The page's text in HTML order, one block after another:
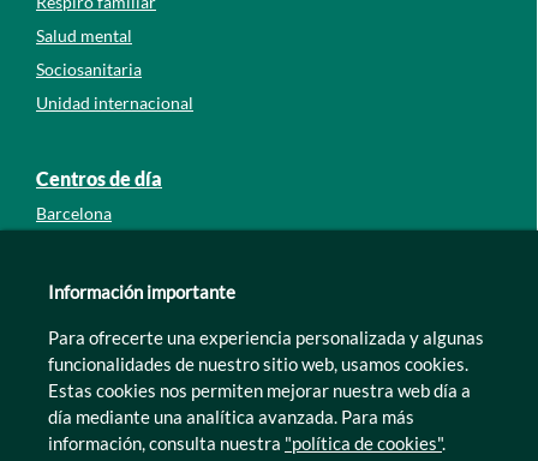
Salud mental
Sociosanitaria
Unidad internacional
Centros de día
Barcelona
León
Murcia
Tarragona
Zamora
Información importante
Para ofrecerte una experiencia personalizada y algunas
funcionalidades de nuestro sitio web, usamos cookies.
Estas cookies nos permiten mejorar nuestra web día a
día mediante una analítica avanzada. Para más
información, consulta nuestra "política de cookies".